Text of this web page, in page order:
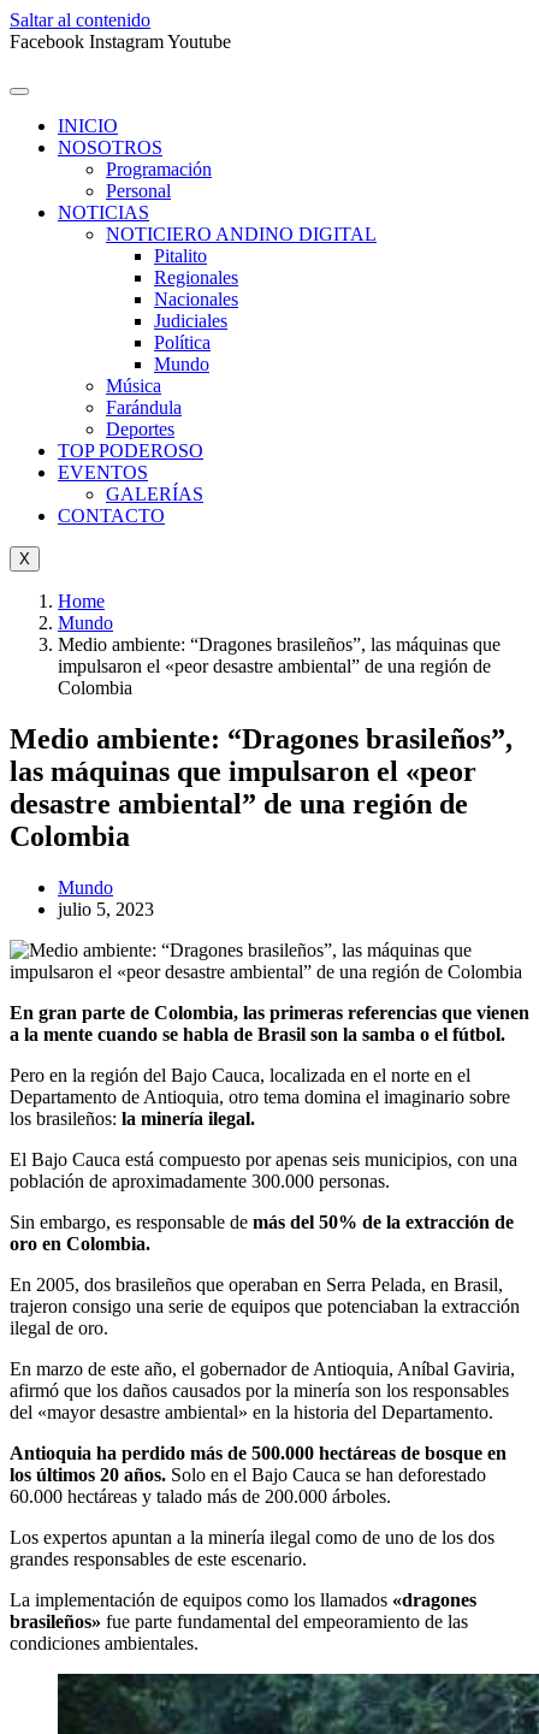
Saltar al contenido
Facebook InstagramYoutube
INICIO
NOSOTROS
Programación
Personal
NOTICIAS
NOTICIERO ANDINO DIGITAL
Pitalito
Regionales
Nacionales
Judiciales
Política
Mundo
Música
Farándula
Deportes
TOP PODEROSO
EVENTOS
GALERÍAS
CONTACTO
X
Home
Mundo
Medio ambiente: “Dragones brasileños”, las máquinas que
impulsaron el «peor desastre ambiental” de una región de
Colombia
Medio ambiente: “Dragones brasileños”,
las máquinas que impulsaron el «peor
desastre ambiental” de una región de
Colombia
Mundo
julio 5, 2023
En gran parte de Colombia, las primeras referencias que vienen
a la mente cuando se habla de Brasil son la samba o el fútbol.
Pero en la región del Bajo Cauca, localizada en el norte en el
Departamento de Antioquia, otro tema domina el imaginario sobre
los brasileños: la minería ilegal.
El Bajo Cauca está compuesto por apenas seis municipios, con una
población de aproximadamente 300.000 personas.
Sin embargo, es responsable de más del 50% de la extracción de
oro en Colombia.
En 2005, dos brasileños que operaban en Serra Pelada, en Brasil,
trajeron consigo una serie de equipos que potenciaban la extracción
ilegal de oro.
En marzo de este año, el gobernador de Antioquia, Aníbal Gaviria,
afirmó que los daños causados ​​por la minería son los responsables
del «mayor desastre ambiental» en la historia del Departamento.
Antioquia ha perdido más de 500.000 hectáreas de bosque en
los últimos 20 años. Solo en el Bajo Cauca se han deforestado
60.000 hectáreas y talado más de 200.000 árboles.
Los expertos apuntan a la minería ilegal como de uno de los dos
grandes responsables de este escenario.
La implementación de equipos como los llamados «dragones
brasileños» fue parte fundamental del empeoramiento de las
condiciones ambientales.